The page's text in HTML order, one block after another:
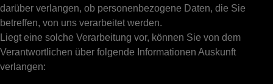
darüber verlangen, ob personenbezogene Daten, die Sie
betreffen, von uns verarbeitet werden.
Liegt eine solche Verarbeitung vor, können Sie von dem
Verantwortlichen über folgende Informationen Auskunft
verlangen: